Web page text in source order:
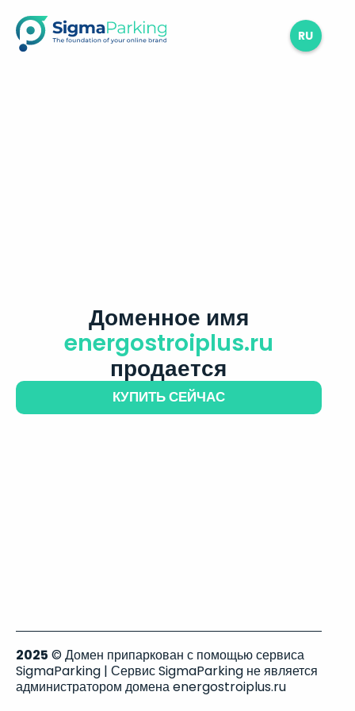
RU
Доменное имя
energostroiplus.ru
продается
КУПИТЬ СЕЙЧАС
2025 © Домен припаркован с помощью сервиса
SigmaParking | Сервис SigmaParking не является
администратором домена energostroiplus.ru